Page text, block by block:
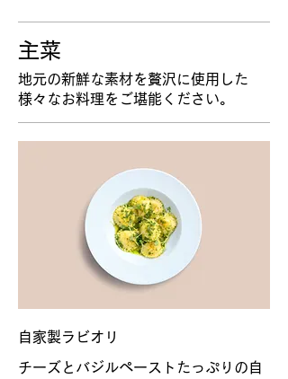
主菜
地元の新鮮な素材を贅沢に使用した
様々なお料理をご堪能ください。
自家製ラビオリ
チーズとバジルペーストたっぷりの自